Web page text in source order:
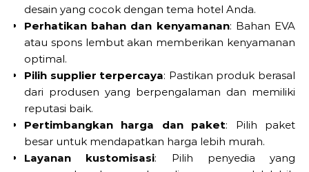
desain yang cocok dengan tema hotel Anda.
Perhatikan bahan dan kenyamanan: Bahan EVA
atau spons lembut akan memberikan kenyamanan
optimal.
Pilih supplier terpercaya: Pastikan produk berasal
dari produsen yang berpengalaman dan memiliki
reputasi baik.
Pertimbangkan harga dan paket: Pilih paket
besar untuk mendapatkan harga lebih murah.
Layanan kustomisasi: Pilih penyedia yang